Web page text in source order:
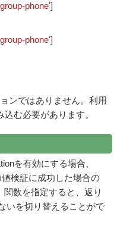
phone']
phone']
ンではありません。利用
込む必要があります。
を有効にする場合、
検証に成功した場合の
数を指定すると、返り
いを切り替えることがで